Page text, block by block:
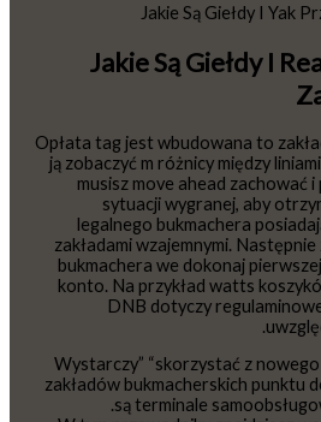
Jakie Są Giełdy I Yak
Jakie Są Giełdy I
Opłata tag jest wbudowana to
ją zobaczyć m różnicy między
musisz move ahead zachować
sytuacji wygranej, aby
legalnego bukmachera
zakładami wzajemnymi.
bukmachera we dokonaj
konto. Na przykład watts
DNB dotyczy
Wystarczy” “skorzystać z
zakładów bukmacherskich punktu
są terminale